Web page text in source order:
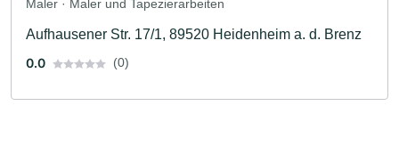
Maler · Maler und Tapezierarbeiten
Aufhausener Str. 17/1, 89520 Heidenheim a. d. Brenz
0.0
(0)